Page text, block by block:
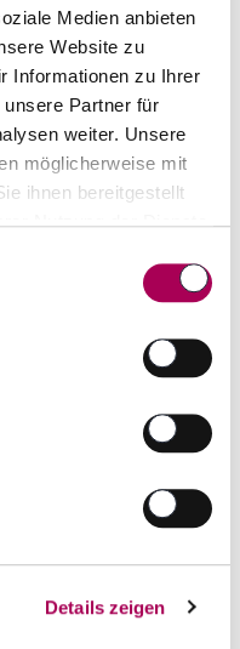
Medien anbieten
Website zu
Informationen zu Ihrer
Partner für
weiter. Unsere
möglicherweise mit
ihnen bereitgestellt
Nutzung der Dienste
Details zeigen